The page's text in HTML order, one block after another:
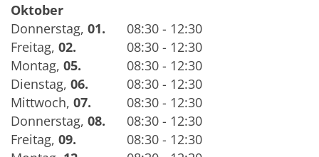
Oktober
Donnerstag, 01.
08:30 - 12:30
Freitag, 02.
08:30 - 12:30
Montag, 05.
08:30 - 12:30
Dienstag, 06.
08:30 - 12:30
Mittwoch, 07.
08:30 - 12:30
Donnerstag, 08.
08:30 - 12:30
Freitag, 09.
08:30 - 12:30